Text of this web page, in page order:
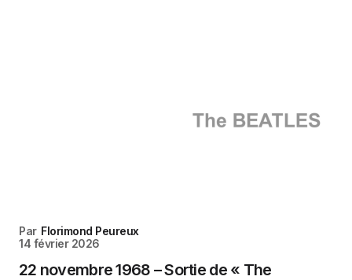
Par Florimond Peureux
14 février 2026
22 novembre 1968 – Sortie de « The